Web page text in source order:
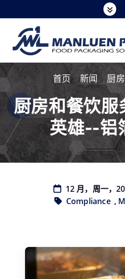
转
容
首页
新闻
厨房和餐饮服
英雄--铝
12 月，周一，
Compliance ,